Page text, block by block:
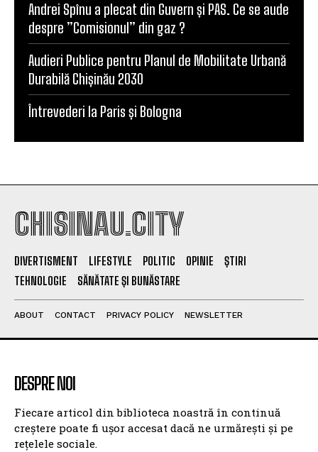
Andrei Spînu a plecat din Guvern și PAS. Ce se aude
despre ”Comisionul” din gaz ?
Audieri Publice pentru Planul de Mobilitate Urbană
Durabilă Chișinău 2030
Întrevederi la Paris și Bologna
CHISINAU.CITY
DIVERTISMENT LIFESTYLE POLITIC OPINIE
ȘTIRI
TEHNOLOGIE
SĂNĂTATE ȘI BUNĂSTARE
ABOUT CONTACT PRIVACY POLICY NEWSLETTER
DESPRE NOI
Fiecare articol din biblioteca noastră în continuă
creștere poate fi ușor accesat dacă ne urmărești și pe
rețelele sociale.